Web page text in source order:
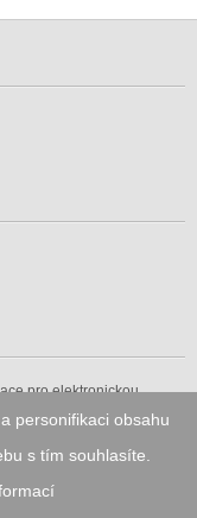
personifikaci obsahu
s tím souhlasíte.
pro elektronickou